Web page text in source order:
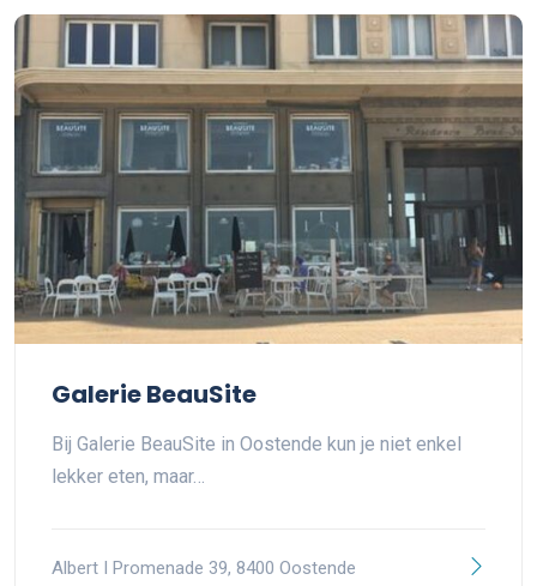
Galerie BeauSite
Bij Galerie BeauSite in Oostende kun je niet enkel
lekker eten, maar…
Albert I Promenade 39, 8400 Oostende